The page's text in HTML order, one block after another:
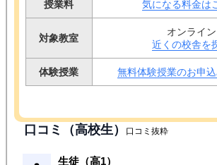
授業料 気になる料金は
対象教室
オンライン
近くの校舎を
体験授業 無料体験授業のお申
口コミ（高校生） 口コミ抜粋
生徒（高1）